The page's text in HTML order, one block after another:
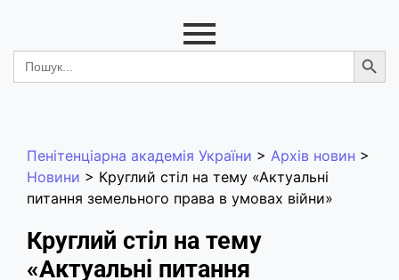
Search
for:
Пенітенціарна академія України > Архів новин >
Новини > Круглий стіл на тему «Актуальні
питання земельного права в умовах війни»
Круглий стіл на тему
«Актуальні питання